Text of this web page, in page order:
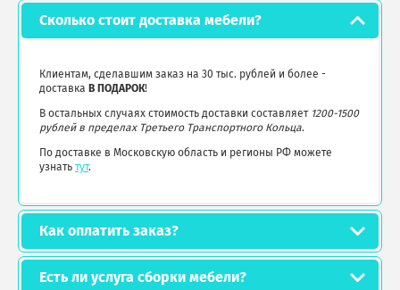
Сколько стоит доставка мебели?
Клиентам, сделавшим заказ на 30 тыс. рублей и более -
доставка В ПОДАРОК!
В остальных случаях стоимость доставки составляет 1200-1500
рублей в пределах Третьего Транспортного Кольца.
По доставке в Московскую область и регионы РФ можете
узнать тут.
Как оплатить заказ?
Есть ли услуга сборки мебели?